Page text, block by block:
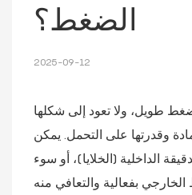
الضغط؟
2025-09-12
طويل، ولا تعود إلى شكلها
وقدرتها على التحمل. يمكن
الداخلية (الخلايا)، أو سوء